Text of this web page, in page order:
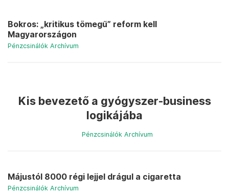
Bokros: „kritikus tömegű” reform kell
Magyarországon
Pénzcsinálók Archívum
Kis bevezető a gyógyszer-business
logikájába
Pénzcsinálók Archívum
Májustól 8000 régi lejjel drágul a cigaretta
Pénzcsinálók Archívum